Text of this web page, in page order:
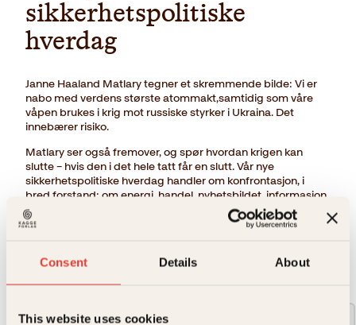
Consent Details About
This website uses cookies
sikkerhetspolitiske
hverdag
Janne Haaland Matlary tegner et skremmende bilde: Vi er
nabo med verdens største atommakt,samtidig som våre
våpen brukes i krig mot russiske styrker i Ukraina. Det
innebærer risiko.
Matlary ser også fremover, og spør hvordan krigen kan
slutte – hvis den i det hele tatt får en slutt. Vår nye
sikkerhetspolitiske hverdag handler om konfrontasjon, i
bred forstand: om energi, handel, nyhetsbildet, informasjon,
verdier og territorium.
Format:
Pocket